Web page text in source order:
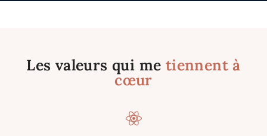
Les valeurs qui me tiennent à
cœur